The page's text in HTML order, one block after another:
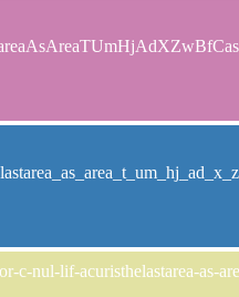
c-nul-lif-acuristhelastarea-as-